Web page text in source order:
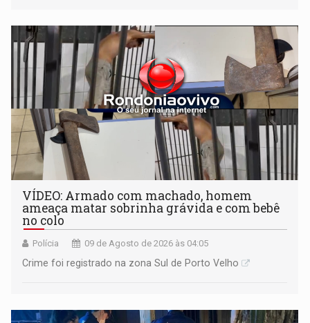
VÍDEO: Armado com machado, homem
ameaça matar sobrinha grávida e com bebê
no colo
Polícia 09 de Agosto de 2026 às 04:05
Crime foi registrado na zona Sul de Porto Velho